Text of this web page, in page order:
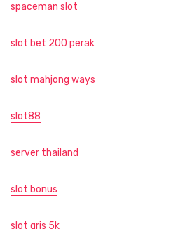
spaceman slot
slot bet 200 perak
slot mahjong ways
slot88
server thailand
slot bonus
slot qris 5k